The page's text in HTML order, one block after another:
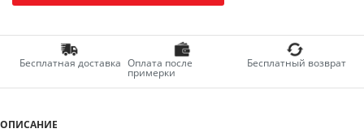
Бесплатная доставка Оплата после
примерки
Бесплатный возврат
ОПИСАНИЕ